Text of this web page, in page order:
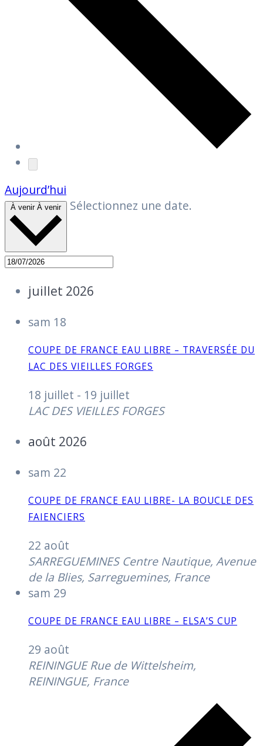
Aujourd’hui
À venir À venir Sélectionnez une date.
juillet 2026
sam 18
COUPE DE FRANCE EAU LIBRE – TRAVERSÉE DU
LAC DES VIEILLES FORGES
18 juillet - 19 juillet
LAC DES VIEILLES FORGES
août 2026
sam 22
COUPE DE FRANCE EAU LIBRE- LA BOUCLE DES
FAIENCIERS
22 août
SARREGUEMINESCentre Nautique, Avenue
de la Blies, Sarreguemines, France
sam 29
COUPE DE FRANCE EAU LIBRE – ELSA’S CUP
29 août
REININGUERue de Wittelsheim,
REININGUE, France